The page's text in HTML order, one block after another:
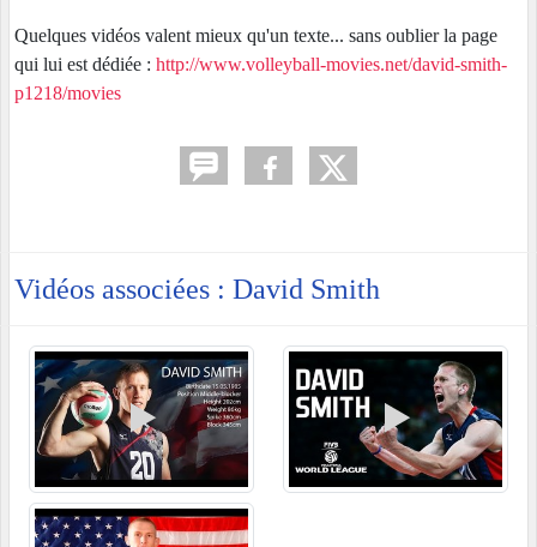
Quelques vidéos valent mieux qu'un texte... sans oublier la page
qui lui est dédiée : http://www.volleyball-movies.net/david-smith-
p1218/movies
Vidéos associées : David Smith